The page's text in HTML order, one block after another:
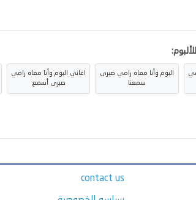
البوم وأنا معاه رامي صبرى
سمعنا
اغاني البوم وأنا معاه رامي
صبرى أسمع
contact us